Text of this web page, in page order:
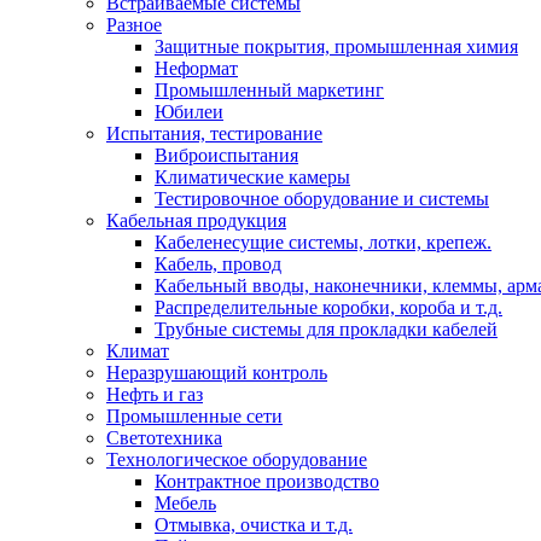
Разное
Защитные покрытия, промышленная химия
Неформат
Промышленный маркетинг
Юбилеи
Испытания, тестирование
Виброиспытания
Климатические камеры
Тестировочное оборудование и системы
Кабельная продукция
Кабеленесущие системы, лотки, крепеж.
Кабель, провод
Кабельный вводы, наконечники, клеммы,
Распределительные коробки, короба и т.д.
Трубные системы для прокладки кабелей
Климат
Неразрушающий контроль
Нефть и газ
Промышленные сети
Светотехника
Технологическое оборудование
Контрактное производство
Мебель
Отмывка, очистка и т.д.